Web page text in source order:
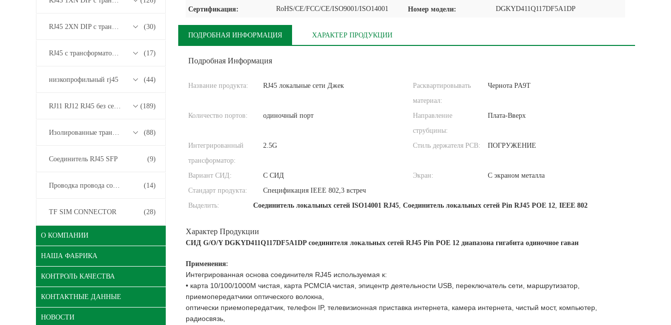
RJ45 2XN DIP с трансформатором 10/100/1000M Base-T Series (30)
RJ45 с трансформатором 2.5G/5G/10G Base-T Series (17)
низкопрофильный rj45 (44)
RJ11 RJ12 RJ45 без серии трансформаторов (189)
Изолированные трансформаторы (88)
Соединитель RJ45 SFP (9)
Проводка провода соединителя (14)
TF SIM CONNECTOR (28)
О КОМПАНИИ
НАША ФАБРИКА
КОНТРОЛЬ КАЧЕСТВА
КОНТАКТНЫЕ ДАННЫЕ
НОВОСТИ
Сертификация: RoHS/CE/FCC/CE/ISO9001/ISO14001 Номер модели: DGKYD411Q117DF5A1DP
ПОДРОБНАЯ ИНФОРМАЦИЯ ХАРАКТЕР ПРОДУКЦИИ
Подробная Информация
Название продукта: RJ45 локальные сети Джек
Расквартировывать
материал:
Чернота PA9T
Количество портов: одиночный порт
Направление
струбцины:
Плата-Вверх
Интегрированный
трансформатор:
2.5G Стиль держателя PCB: ПОГРУЖЕНИЕ
Вариант СИД: С СИД Экран:
С экраном металла
Стандарт продукта:
Спецификация IEEE 802,3 встреч
Выделить:
Соединитель локальных сетей ISO14001 RJ45, Соединитель локальных сетей Pin RJ45 POE 12, IEEE 802
Характер Продукции
СИД G/O/Y DGKYD411Q117DF5A1DP соединителя локальных сетей RJ45 Pin POE 12 диапазона гигабита одиночное гаван
Применения:
Интегрированная основа соединителя RJ45 используемая к:
• карта 10/100/1000M чистая, карта PCMCIA чистая, эпицентр деятельности USB, переключатель сети, маршрутизатор,
приемопередатчики оптического волокна,
оптически приемопередатчик, телефон IP, телевизионная приставка интернета, камера интернета, чистый мост, компьютер,
радиосвязь,